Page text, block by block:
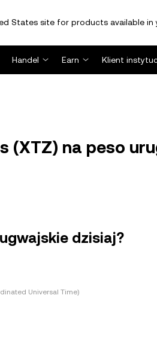
States site for products available in
Handel Earn Klient
(XTZ) na peso
dzisiaj?
Universal Time)